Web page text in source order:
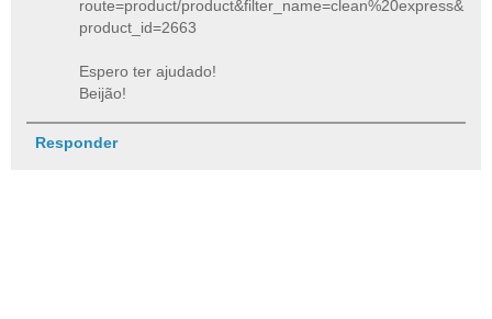
route=product/product&filter_name=clean%20express&
product_id=2663
Espero ter ajudado!
Beijão!
Responder